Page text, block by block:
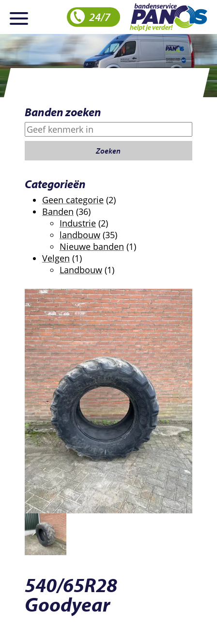
24/7
Banden zoeken
Zoeken
Zoeken
Categorieën
Geen categorie 22
Banden 3636
producten
Industrie 22
producten
landbouw 3535
producten
Nieuwe banden 11
Velgen 11
product
Landbouw 11
540/65R28
Goodyear